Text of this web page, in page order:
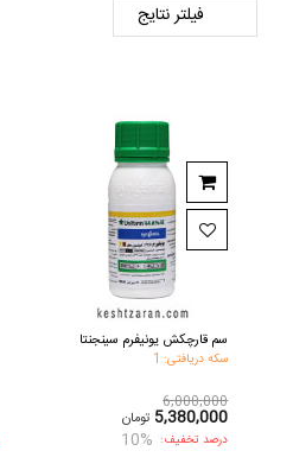
فیلتر نتایج
سم قارچکش یونیفرم سینجنتا
سکه دریافتی: 1
6,000,000
5,380,000 تومان
درصد تخفیف: 10%